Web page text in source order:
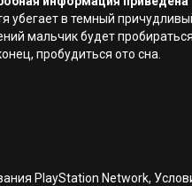
в темный
мальчик будет
пробудиться ото сна.
PlayStation Network,